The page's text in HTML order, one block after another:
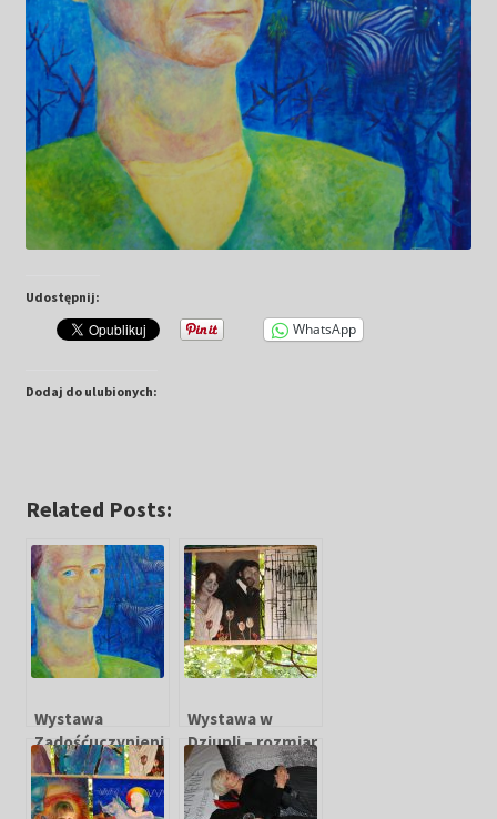
Udostępnij:
WhatsApp
Dodaj do ulubionych:
Related Posts:
Wystawa
Zadośćuczynieni
e już w
Warszawie
Wystawa w
Dziupli – rozmiar
nie ma
znaczenia!